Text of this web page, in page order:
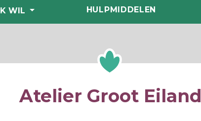
IK WIL HULPMIDDELEN
Atelier Groot Eiland